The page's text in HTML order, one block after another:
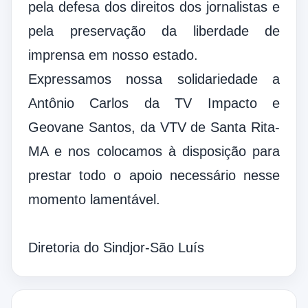
pela defesa dos direitos dos jornalistas e
pela preservação da liberdade de
imprensa em nosso estado.
Expressamos nossa solidariedade a
Antônio Carlos da TV Impacto e
Geovane Santos, da VTV de Santa Rita-
MA e nos colocamos à disposição para
prestar todo o apoio necessário nesse
momento lamentável.
Diretoria do Sindjor-São Luís